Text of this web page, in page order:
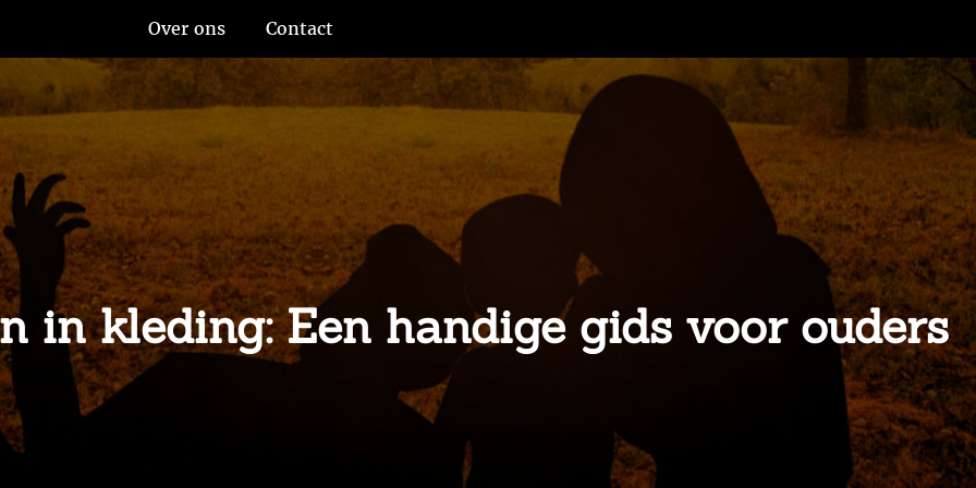
Over ons Contact
in kleding: Een handige gids voor ouders